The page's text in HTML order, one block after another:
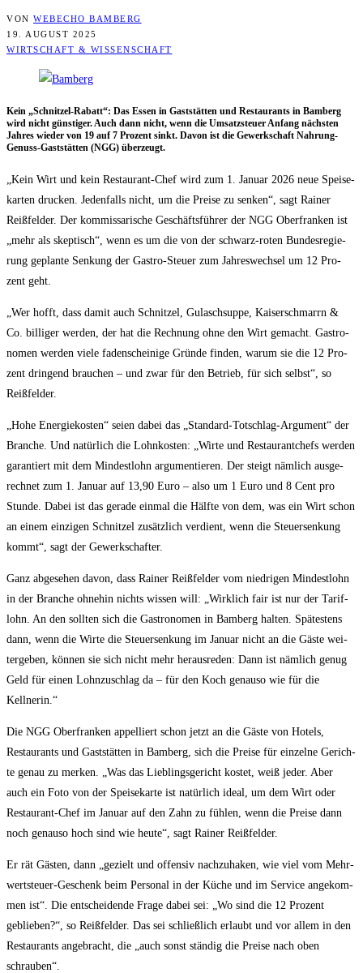
VON WEBECHO BAMBERG
19. AUGUST 2025
WIRTSCHAFT & WISSENSCHAFT
Kein „Schnit­zel-Rabatt“: Das Essen in Gast­stät­ten und Restau­rants in Bam­berg
wird nicht güns­ti­ger. Auch dann nicht, wenn die Umsatz­steu­er Anfang nächs­ten
Jah­res wie­der von 19 auf 7 Pro­zent sinkt. Davon ist die Gewerk­schaft Nah­rung-
Genuss-Gast­stät­ten (NGG) überzeugt.
„Kein Wirt und kein Restau­rant-Chef wird zum 1. Janu­ar 2026 neue Spei­se­
kar­ten dru­cken. Jeden­falls nicht, um die Prei­se zu sen­ken“, sagt Rai­ner
Reiß­fel­der. Der kom­mis­sa­ri­sche Geschäfts­füh­rer der NGG Ober­fran­ken ist
„mehr als skep­tisch“, wenn es um die von der schwarz-roten Bun­des­re­gie­
rung geplan­te Sen­kung der Gas­tro-Steu­er zum Jah­res­wech­sel um 12 Pro­
zent geht.
„Wer hofft, dass damit auch Schnit­zel, Gulasch­sup­pe, Kai­ser­schmarrn &
Co. bil­li­ger wer­den, der hat die Rech­nung ohne den Wirt gemacht. Gas­tro­
no­men wer­den vie­le faden­schei­ni­ge Grün­de fin­den, war­um sie die 12 Pro­
zent drin­gend brau­chen – und zwar für den Betrieb, für sich selbst“, so
Reißfelder.
„Hohe Ener­gie­kos­ten“ sei­en dabei das „Stan­dard-Tot­schlag-Argu­ment“ der
Bran­che. Und natür­lich die Lohn­kos­ten: „Wir­te und Restau­rant­chefs wer­den
garan­tiert mit dem Min­dest­lohn argu­men­tie­ren. Der steigt näm­lich aus­ge­
rech­net zum 1. Janu­ar auf 13,90 Euro – also um 1 Euro und 8 Cent pro
Stun­de. Dabei ist das gera­de ein­mal die Hälf­te von dem, was ein Wirt schon
an einem ein­zi­gen Schnit­zel zusätz­lich ver­dient, wenn die Steu­er­sen­kung
kommt“, sagt der Gewerkschafter.
Ganz abge­se­hen davon, dass Rai­ner Reiß­fel­der vom nied­ri­gen Min­dest­lohn
in der Bran­che ohne­hin nichts wis­sen will: „Wirk­lich fair ist nur der Tarif­
lohn. An den soll­ten sich die Gas­tro­no­men in Bam­berg hal­ten. Spä­tes­tens
dann, wenn die Wir­te die Steu­er­sen­kung im Janu­ar nicht an die Gäs­te wei­
ter­ge­ben, kön­nen sie sich nicht mehr her­aus­re­den: Dann ist näm­lich genug
Geld für einen Lohn­zu­schlag da – für den Koch genau­so wie für die
Kellnerin.“
Die NGG Ober­fran­ken appel­liert schon jetzt an die Gäs­te von Hotels,
Restau­rants und Gast­stät­ten in Bam­berg, sich die Prei­se für ein­zel­ne Gerich­
te genau zu mer­ken. „Was das Lieb­lings­ge­richt kos­tet, weiß jeder. Aber
auch ein Foto von der Spei­se­kar­te ist natür­lich ide­al, um dem Wirt oder
Restau­rant-Chef im Janu­ar auf den Zahn zu füh­len, wenn die Prei­se dann
noch genau­so hoch sind wie heu­te“, sagt Rai­ner Reißfelder.
Er rät Gäs­ten, dann „gezielt und offen­siv nach­zu­ha­ken, wie viel vom Mehr­
wert­steu­er-Geschenk beim Per­so­nal in der Küche und im Ser­vice ange­kom­
men ist“. Die ent­schei­den­de Fra­ge dabei sei: „Wo sind die 12 Pro­zent
geblie­ben?“, so Reiß­fel­der. Das sei schließ­lich erlaubt und vor allem in den
Restau­rants ange­bracht, die „auch sonst stän­dig die Prei­se nach oben
schrauben“.